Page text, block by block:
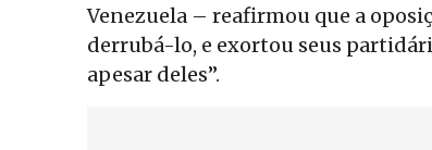
Venezuela – reafirmou que a
derrubá-lo, e exortou seus
apesar deles”.